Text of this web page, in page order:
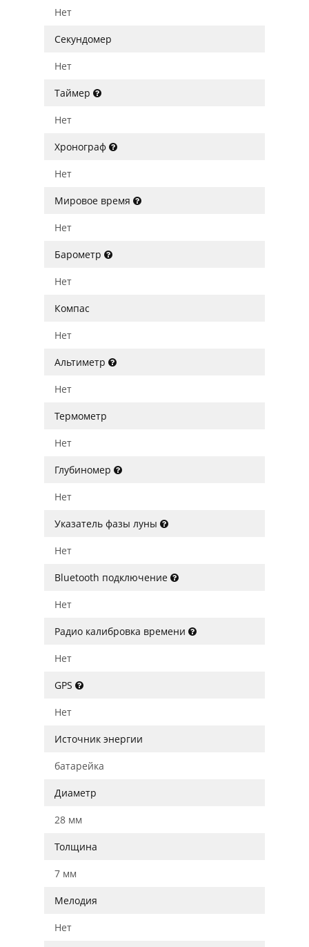
Нет
Секундомер
Нет
Таймер
Нет
Хронограф
Нет
Мировое время
Нет
Барометр
Нет
Компас
Нет
Альтиметр
Нет
Термометр
Нет
Глубиномер
Нет
Указатель фазы луны
Нет
Bluetooth подключение
Нет
Радио калибровка времени
Нет
GPS
Нет
Источник энергии
батарейка
Диаметр
28 мм
Толщина
7 мм
Мелодия
Нет